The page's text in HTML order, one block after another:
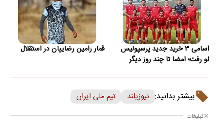
اسامی ۳ خرید جدید پرسپولیس
لو رفت؛ امضا تا چند روز دیگر
قمار رامین رضاییان در استقلال
بیشتر بدانید: نیوزیلند تیم ملی ایران
تبلیغات